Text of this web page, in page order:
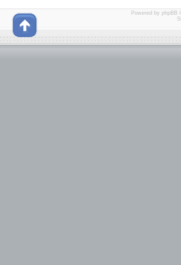
Powered by phpBB